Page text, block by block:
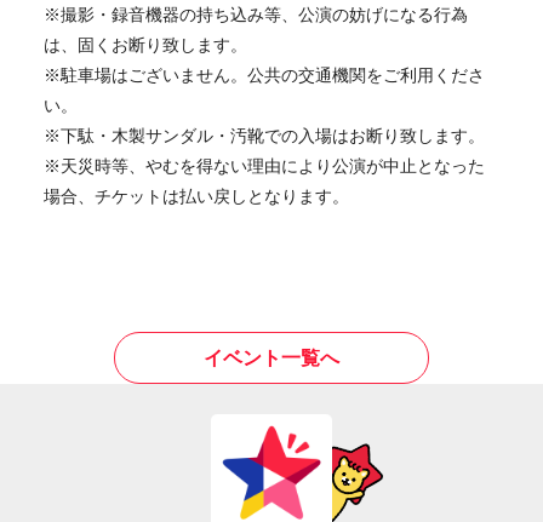
※撮影・録音機器の持ち込み等、公演の妨げになる行為
は、固くお断り致します。
※駐車場はございません。公共の交通機関をご利用くださ
い。
※下駄・木製サンダル・汚靴での入場はお断り致します。
※天災時等、やむを得ない理由により公演が中止となった
場合、チケットは払い戻しとなります。
イベント一覧へ